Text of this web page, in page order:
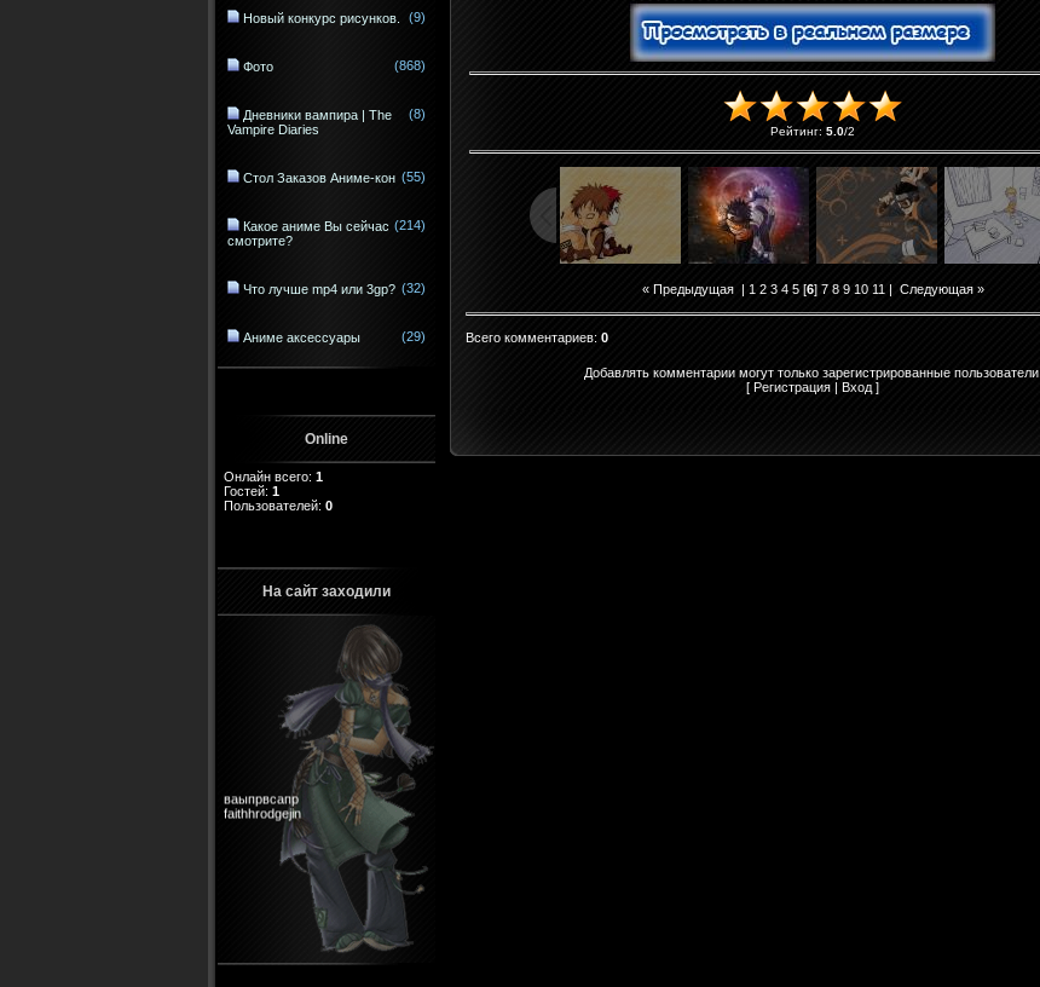
Новый конкурс рисунков. (9)
Фото (868)
Дневники вампира | The
Vampire Diaries
(8)
Стол Заказов Аниме-кон (55)
Какое аниме Вы сейчас
смотрите?
(214)
Что лучше mp4 или 3gp? (32)
Аниме аксессуары (29)
Online
Онлайн всего: 1
Гостей: 1
Пользователей: 0
На сайт заходили
ваыпрвсапр
faithhrodgejin
Рейтинг: 5.0/2
« Предыдущая| 1 2 3 4 5[6] 7 8 9 10 11 | Следующая »
Всего комментариев: 0
Добавлять комментарии могут только зарегистрированные пользователи.
[ Регистрация | Вход ]